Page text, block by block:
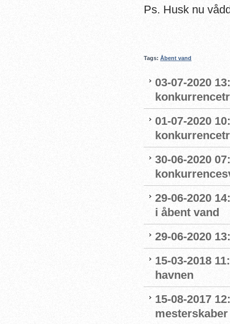
Ps. Husk nu
Tags: Åbent vand
03-07-2020
01-07-2020
30-06-2020
29-06-2020
i åbent vand
29-06-2020
15-03-2018
havnen
15-08-2017